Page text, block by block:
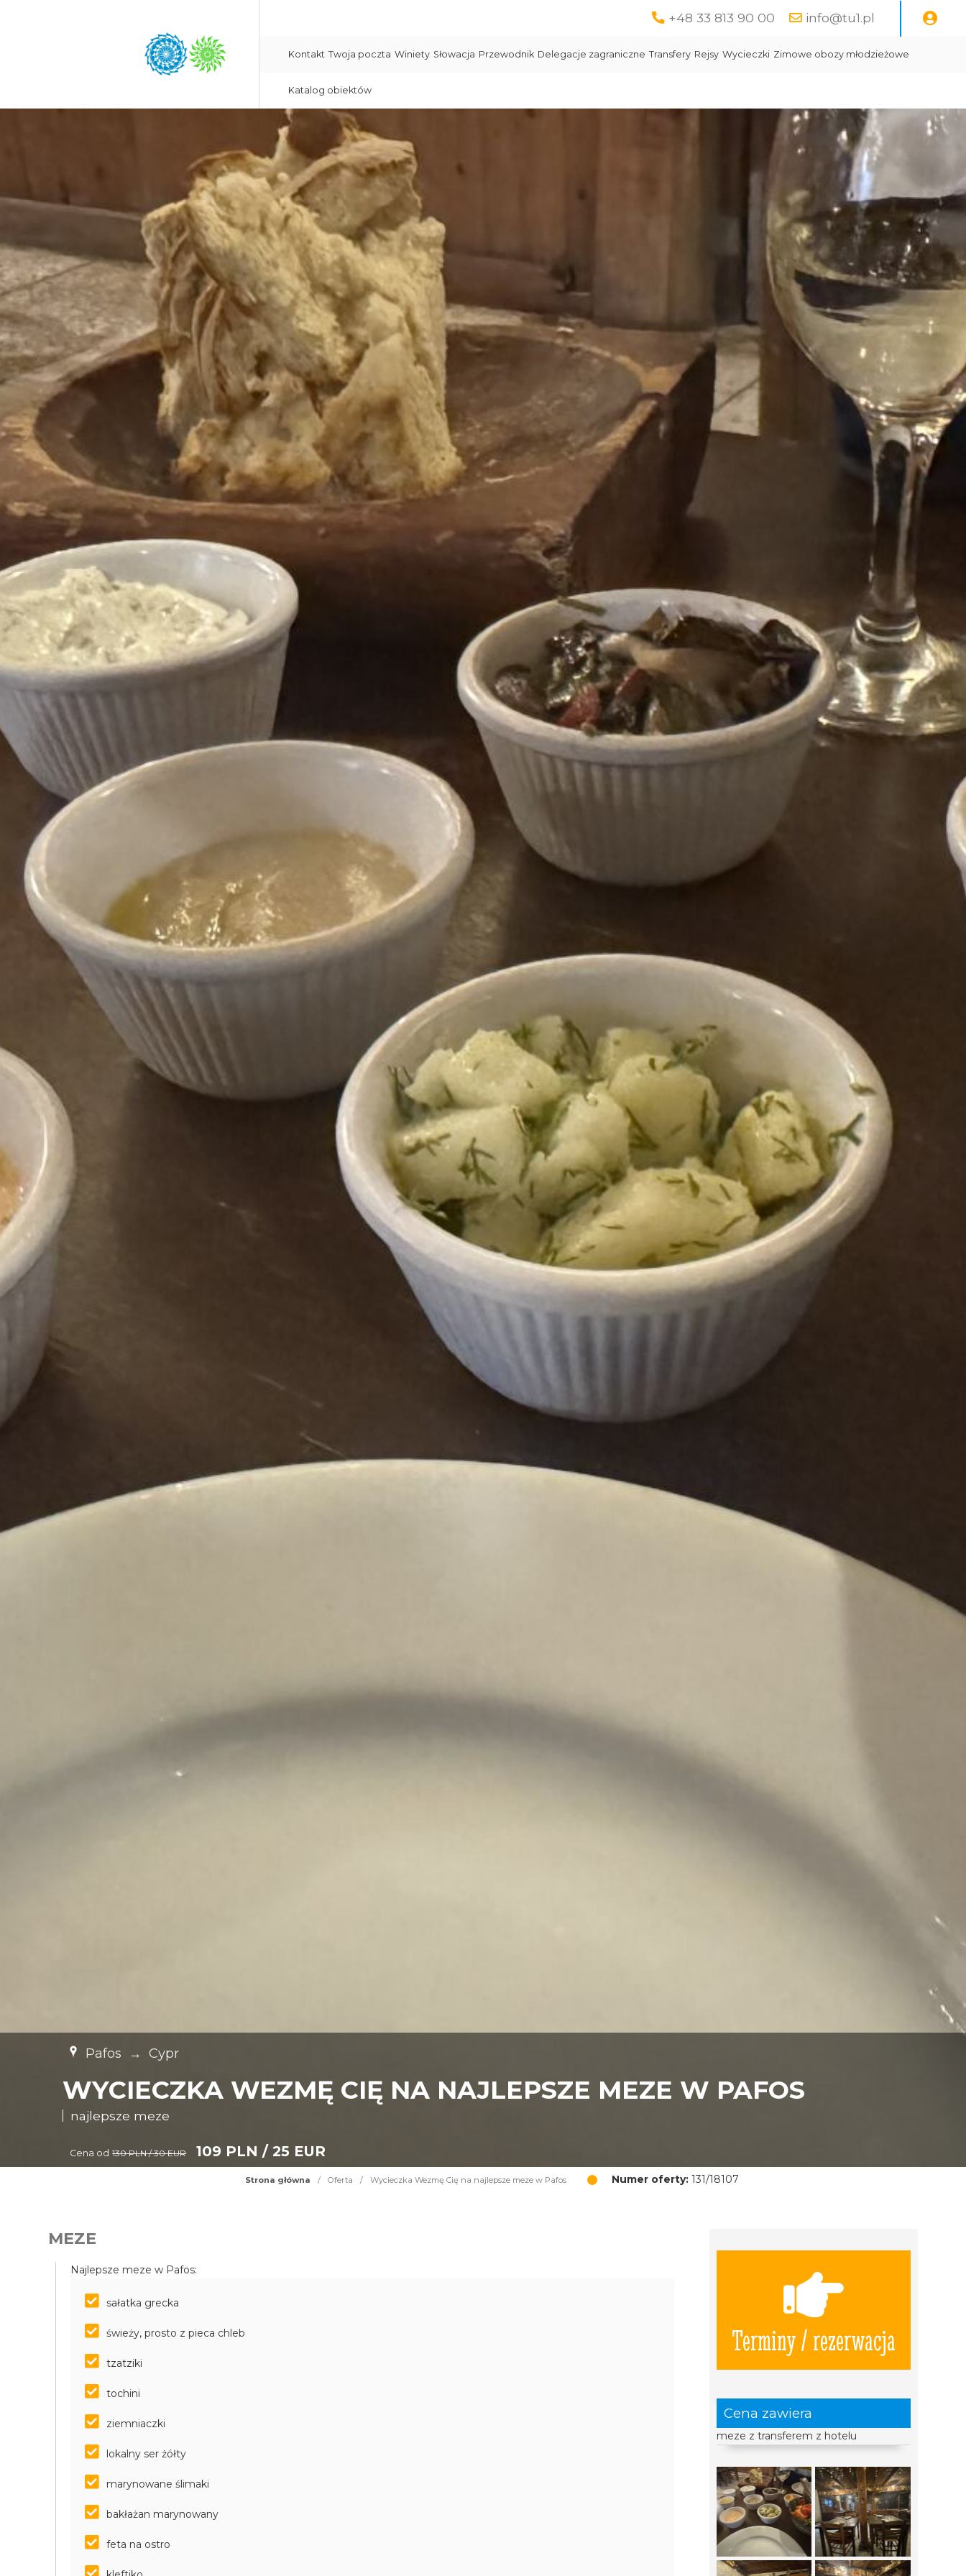
+48 33 813 90 00 info@tu1.pl
Kontakt Twoja poczta Winiety Słowacja Przewodnik Delegacje zagraniczne Transfery Rejsy Wycieczki Zimowe obozy młodzieżowe
Katalog obiektów
Pafos → Cypr
WYCIECZKA WEZMĘ CIĘ NA NAJLEPSZE MEZE W PAFOS
najlepsze meze
Cena od 130 PLN / 30 EUR 109 PLN / 25 EUR
Strona główna / Oferta / Wycieczka Wezmę Cię na najlepsze meze w Pafos Numer oferty: 131/18107
Terminy / rezerwacja
Cena zawiera
meze z transferem z hotelu
MEZE
Najlepsze meze w Pafos:
sałatka grecka
świeży, prosto z pieca chleb
tzatziki
tochini
ziemniaczki
lokalny ser żółty
marynowane ślimaki
bakłażan marynowany
feta na ostro